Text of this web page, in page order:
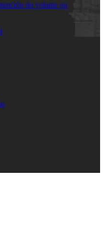
do volante ou